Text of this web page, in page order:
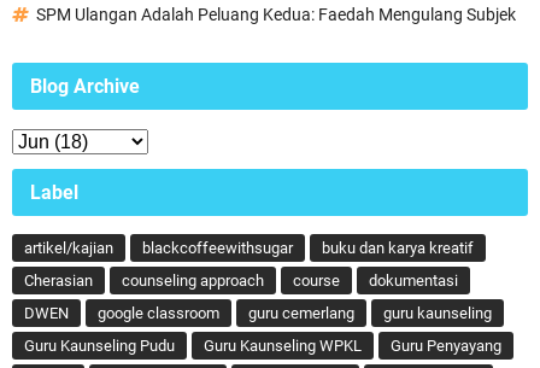
SPM Ulangan Adalah Peluang Kedua: Faedah Mengulang Subjek
Blog Archive
Label
artikel/kajian blackcoffeewithsugar
buku dan karya kreatif
Cherasian
counseling approach course
dokumentasi
DWEN
google classroom guru cemerlang
guru kaunseling
Guru Kaunseling Pudu
Guru Kaunseling WPKL
Guru Penyayang